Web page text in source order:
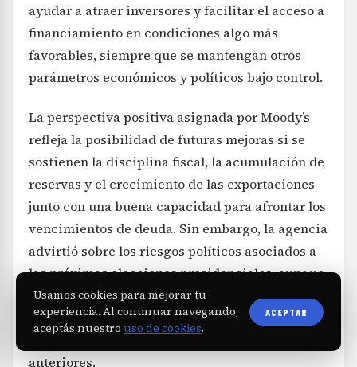
ayudar a atraer inversores y facilitar el acceso a
financiamiento en condiciones algo más
favorables, siempre que se mantengan otros
parámetros económicos y políticos bajo control.
La perspectiva positiva asignada por Moody’s
refleja la posibilidad de futuras mejoras si se
sostienen la disciplina fiscal, la acumulación de
reservas y el crecimiento de las exportaciones
junto con una buena capacidad para afrontar los
vencimientos de deuda. Sin embargo, la agencia
advirtió sobre los riesgos políticos asociados a
las próximas elecciones presidenciales, aunque
reconoce que el margen para cambios abruptos
en la política económica se ha reducido en
comparación con periodos electorales
anteriores.
Usamos cookies para mejorar tu
experiencia. Al continuar navegando,
aceptás nuestro uso de cookies.
ACEPTAR